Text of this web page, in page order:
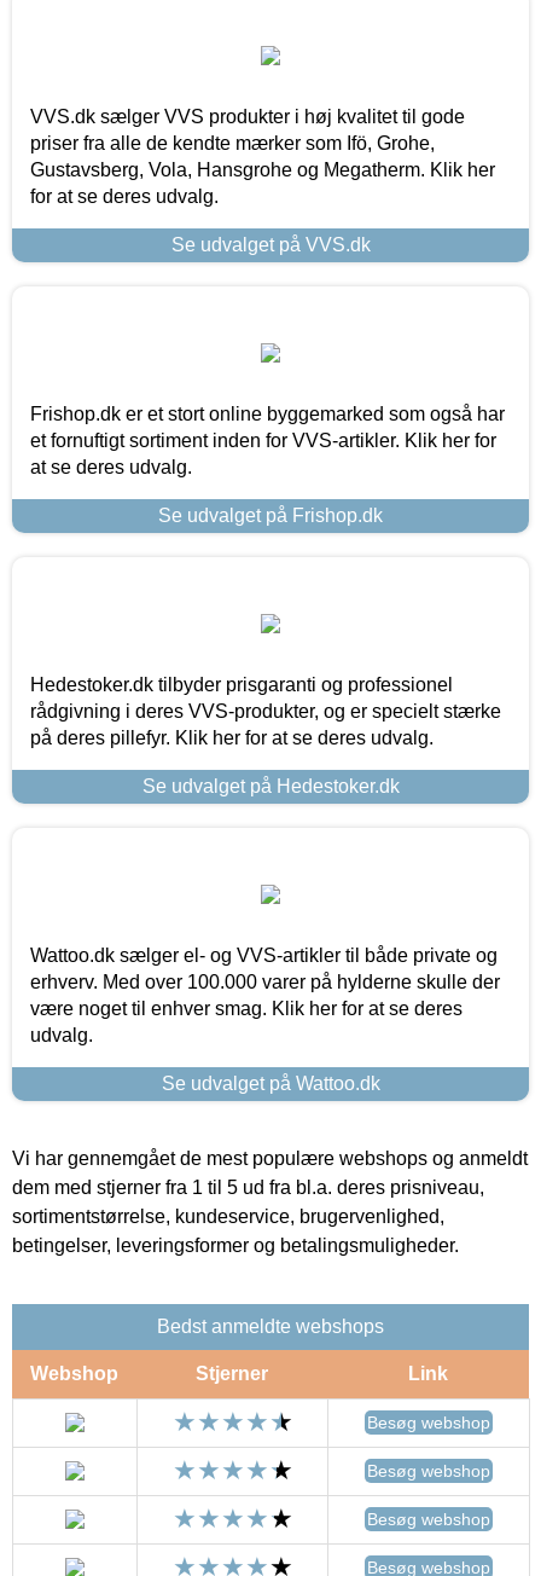
VVS.dk sælger VVS produkter i høj kvalitet til gode
priser fra alle de kendte mærker som Ifö, Grohe,
Gustavsberg, Vola, Hansgrohe og Megatherm. Klik her
for at se deres udvalg.
Se udvalget på VVS.dk
Frishop.dk er et stort online byggemarked som også har
et fornuftigt sortiment inden for VVS-artikler. Klik her for
at se deres udvalg.
Se udvalget på Frishop.dk
Hedestoker.dk tilbyder prisgaranti og professionel
rådgivning i deres VVS-produkter, og er specielt stærke
på deres pillefyr. Klik her for at se deres udvalg.
Se udvalget på Hedestoker.dk
Wattoo.dk sælger el- og VVS-artikler til både private og
erhverv. Med over 100.000 varer på hylderne skulle der
være noget til enhver smag. Klik her for at se deres
udvalg.
Se udvalget på Wattoo.dk
Vi har gennemgået de mest populære webshops og anmeldt
dem med stjerner fra 1 til 5 ud fra bl.a. deres prisniveau,
sortimentstørrelse, kundeservice, brugervenlighed,
betingelser, leveringsformer og betalingsmuligheder.
Bedst anmeldte webshops
Webshop Stjerner Link
Besøg webshop
Besøg webshop
Besøg webshop
Besøg webshop